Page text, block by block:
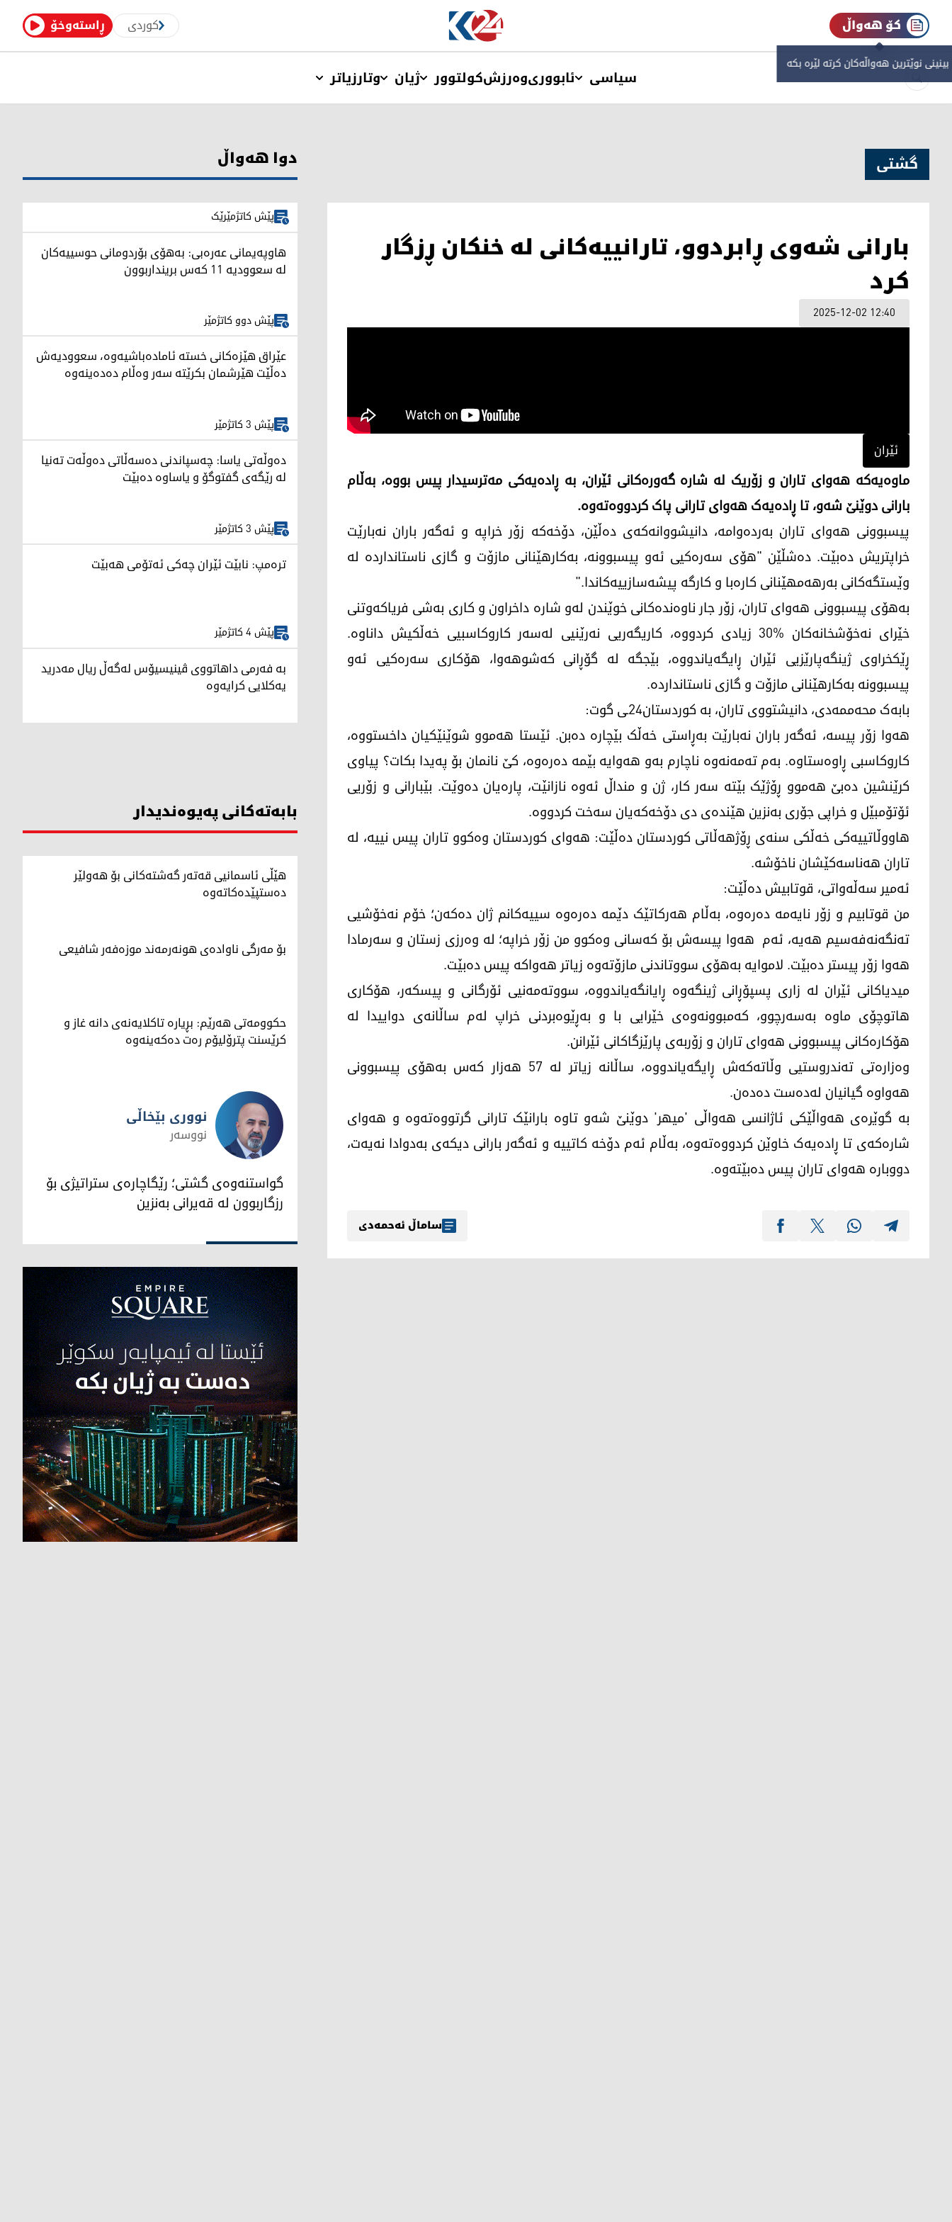
ڕاستەوخۆ کوردی کۆ هەواڵ
نوێترین هەواڵەکان کرتە لێرە بکە
سیاسی ئابووریوەرزشکولتوور ژیان وتارزیاتر
گشتی
بارانی شەوی ڕابردوو، تارانییەکانی لە خنکان ڕزگار
کرد
2025-12-02 12:40
ئێران
ماوەیەکە هەوای تاران و زۆریک لە شارە گەورەکانی ئێران، بە ڕادەیەکی مەترسیدار پیس بووە، بەڵام
بارانی دوێنێ شەو، تا ڕادەیەک هەوای تارانی پاک کردووەتەوە.
پیسبوونی هەوای تاران بەردەوامە، دانیشووانەکەی دەڵێن، دۆخەکە زۆر خراپە و ئەگەر باران نەبارێت
خراپتریش دەبێت. دەشڵێن "هۆی سەرەکیی ئەو پیسبوونە، بەکارهێنانی مازۆت و گازی ناستانداردە لە
وێستگەکانی بەرهەمهێنانی کارەبا و کارگە پیشەسازییەکاندا."
بەهۆی پیسبوونی هەوای تاران، زۆر جار ناوەندەکانی خوێندن لەو شارە داخراون و کاری بەشی فریاکەوتنی
خێرای نەخۆشخانەکان %30 زیادی کردووە، کاریگەریی نەرێنیی لەسەر کاروکاسبیی خەڵکیش داناوە.
ڕێکخراوی ژینگەپارێزیی ئێران ڕایگەیاندووە، بێجگە لە گۆڕانی کەشوهەوا، هۆکاری سەرەکیی ئەو
پیسبوونە بەکارهێنانی مازۆت و گازی ناستانداردە.
بابەک محەممەدی، دانیشتووی تاران، بە کوردستان24ـی گوت:
هەوا زۆر پیسە، ئەگەر باران نەبارێت بەڕاستی خەڵک بێچارە دەبن. ئێستا هەموو شوێنێکیان داخستووە،
کاروکاسبی ڕاوەستاوە. بەم تەمەنەوە ناچارم بەو هەوایە بێمە دەرەوە، کێ نانمان بۆ پەیدا بکات؟ پیاوی
کرێنشین دەبێ هەموو ڕۆژێک بێتە سەر کار، ژن و منداڵ ئەوە نازانێت، پارەیان دەوێت. بێبارانی و زۆریی
ئۆتۆمبێل و خراپی جۆری بەنزین هێندەی دی دۆخەکەیان سەخت کردووە.
هاووڵاتییەکی خەڵکی سنەی ڕۆژهەڵاتی کوردستان دەڵێت: هەوای کوردستان وەکوو تاران پیس نییە، لە
تاران هەناسەکێشان ناخۆشە.
ئەمیر سەڵەواتی، قوتابیش دەڵێت:
من قوتابیم و زۆر نایەمە دەرەوە، بەڵام هەرکاتێک دێمە دەرەوە سییەکانم ژان دەکەن؛ خۆم نەخۆشیی
تەنگەنەفەسیم هەیە، ئەم هەوا پیسەش بۆ کەسانی وەکوو من زۆر خراپە؛ لە وەرزی زستان و سەرمادا
هەوا زۆر پیستر دەبێت. لاموایە بەهۆی سووتاندنی مازۆتەوە زیاتر هەواکە پیس دەبێت.
میدیاکانی ئێران لە زاری پسپۆڕانی ژینگەوە ڕایانگەیاندووە، سووتەمەنیی ئۆرگانی و پیسکەر، هۆکاری
هاتوچۆی ماوە بەسەرچوو، کەمبوونەوەی خێرایی با و بەڕێوەبردنی خراپ لەم ساڵانەی دواییدا لە
هۆکارەکانی پیسبوونی هەوای تاران و زۆربەی پارێزگاکانی ئێرانن.
وەزارەتی تەندروستیی وڵاتەکەش ڕایگەیاندووە، ساڵانە زیاتر لە 57 هەزار کەس بەهۆی پیسبوونی
هەواوە گیانیان لەدەست دەدەن.
بە گوێرەی هەواڵێکی ئاژانسی هەواڵی 'میهر' دوێنێ شەو تاوە بارانێک تارانی گرتووەتەوە و هەوای
شارەکەی تا ڕادەیەک خاوێن کردووەتەوە، بەڵام ئەم دۆخە کاتییە و ئەگەر بارانی دیکەی بەدوادا نەیەت،
دووبارە هەوای تاران پیس دەبێتەوە.
ساماڵ ئەحمەدی
دوا هەواڵ
پێش کاتژمێرێک
هاوپەیمانی عەرەبی: بەهۆی بۆردومانی حوسییەکان
لە سعوودیە 11 کەس برینداربوون
پێش دوو کاتژمێر
عێراق هێزەکانی خستە ئامادەباشیەوە، سعوودیەش
دەڵێت هێرشمان بکرێتە سەر وەڵام دەدەینەوە
پێش 3 کاتژمێر
دەوڵەتی یاسا: چەسپاندنی دەسەڵاتی دەوڵەت تەنیا
لە رێگەی گفتوگۆ و یاساوە دەبێت
پێش 3 کاتژمێر
ترەمپ: نابێت ئێران چەکی ئەتۆمی هەبێت
پێش 4 کاتژمێر
بە فەرمی داهاتووی ڤینیسیۆس لەگەڵ ریال مەدرید
یەکلایی کرایەوە
بابەتەکانی پەیوەندیدار
هێڵی ئاسمانیی قەتەر گەشتەکانی بۆ هەولێر
دەستپێدەکاتەوە
بۆ مەرگی ناوادەی هونەرمەند موزەفەر شافیعی
حکوومەتی هەرێم: بڕیارە تاکلایەنەی دانە غاز و
کرێسنت پترۆلیۆم رەت دەکەینەوە
نووری بێخاڵی
نووری بێخاڵی
نووسەر
گواستنەوەی گشتی؛ رێگاچارەی ستراتیژی بۆ
رزگاربوون لە قەیرانی بەنزین